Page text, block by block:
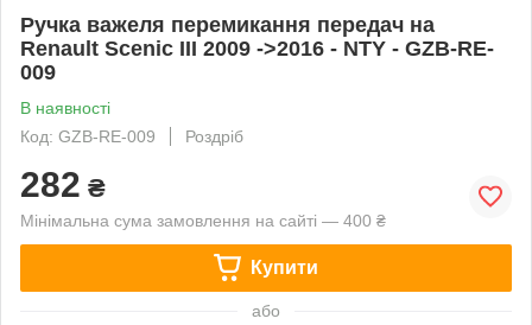
Ручка важеля перемикання передач на
Renault Scenic III 2009 ->2016 - NTY - GZB-RE-
009
В наявності
Код: GZB-RE-009
Роздріб
282 ₴
Мінімальна сума замовлення на сайті — 400 ₴
Купити
або